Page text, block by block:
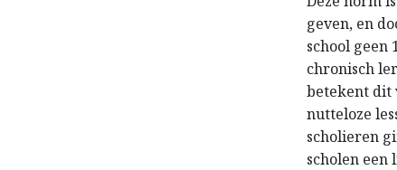
geven, en
school geen
chronisch
betekent dit
nutteloze
scholieren
scholen een